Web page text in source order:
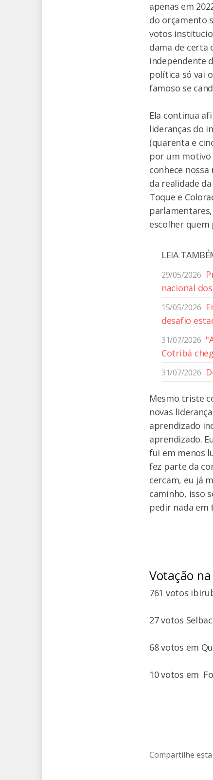
apenas em
do orçamento
votos
dama de certa
independente
política só vai
famoso se
Ela continua
lideranças do
(quarenta e
por um motivo
conhece
da realidade
Toque e
escolher quem
LEIA
29/05/2026
nacional
15/05/2026
desafio
31/07/2026
Cotribá
31/07/2026
Mesmo triste
novas
aprendizado
aprendizado.
fui em menos
fez parte da
cercam, eu já
caminho, isso
pedir nada em
Votação
761 votos
27 votos
68 votos em
10 votos em
Compartilhe